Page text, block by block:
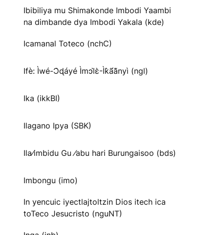
Ibibiliya mu Shimakonde Imbodi Yaambi
na dimbande dya Imbodi Yakala (kde)
Icamanal Toteco (nchC)
Ifè: Ìwé-Ɔ̀ɖáyé Ìmↄl̀ɛ̀-Ìk̀ã́ã̀nyì (ngl)
Ika (ikkBI)
Ilagano Ipya (SBK)
Ila⁄imbidu Gu ⁄abu hari Burungaisoo (bds)
Imbongu (imo)
In yencuic iyectlajtoltzin Dios itech ica
toTeco Jesucristo (nguNT)